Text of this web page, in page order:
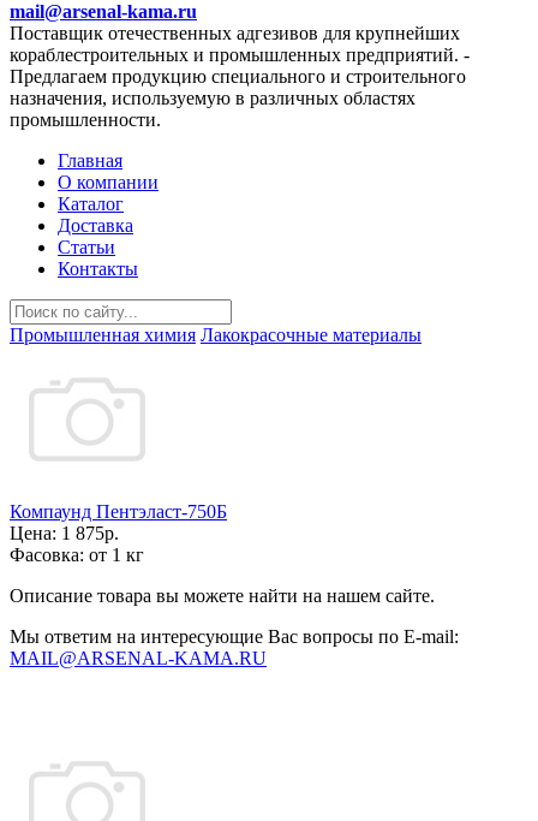
mail@arsenal-kama.ru
Поставщик отечественных адгезивов для крупнейших
кораблестроительных и промышленных предприятий. -
Предлагаем продукцию специального и строительного
назначения, используемую в различных областях
промышленности.
Главная
О компании
Каталог
Доставка
Статьи
Контакты
Промышленная химия Лакокрасочные материалы
Компаунд Пентэласт-750Б
Цена: 1 875р.
Фасовка: от 1 кг
Описание товара вы можете найти на нашем сайте.
Мы ответим на интересующие Вас вопросы по E-mail:
MAIL@ARSENAL-KAMA.RU